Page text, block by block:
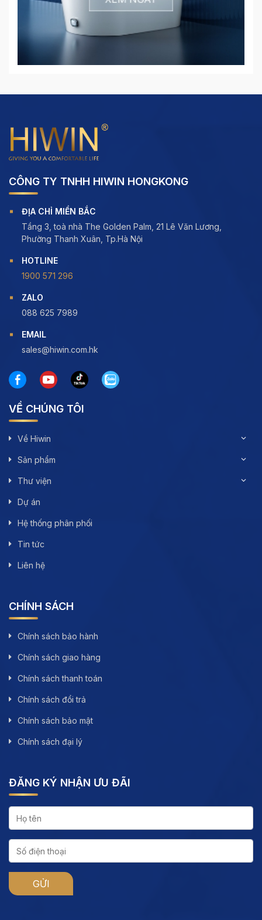
CÔNG TY TNHH HIWIN HONGKONG
ĐỊA CHỈ MIỀN BẮC
Tầng 3, toà nhà The Golden Palm, 21 Lê Văn Lương,
Phường Thanh Xuân, Tp.Hà Nội
HOTLINE
1900 571 296
ZALO
088 625 7989
EMAIL
sales@hiwin.com.hk
VỀ CHÚNG TÔI
Về Hiwin
Sản phẩm
Thư viện
Dự án
Hệ thống phân phối
Tin tức
Liên hệ
CHÍNH SÁCH
Chính sách bảo hành
Chính sách giao hàng
Chính sách thanh toán
Chính sách đổi trả
Chính sách bảo mật
Chính sách đại lý
ĐĂNG KÝ NHẬN ƯU ĐÃI